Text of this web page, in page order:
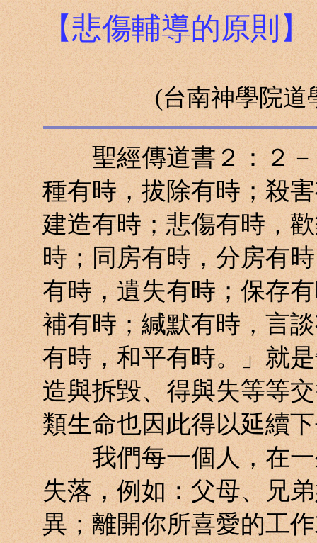
【悲傷輔導的原則】
(台南神學院道
聖經傳道書２：２－
種有時，拔除有時；殺
建造有時；悲傷有時，
時；同房有時，分房有
有時，遺失有時；保存
補有時；緘默有時，言
有時，和平有時。」就
造與拆毀、得與失等等
類生命也因此得以延續
我們每一個人，在一
失落，例如：父母、兄
異；離開你所喜愛的工